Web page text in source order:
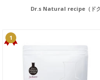
Dr.s Natural recipe（ドク
1